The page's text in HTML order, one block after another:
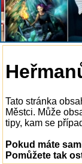
Tato stránka
Městci. Může
tipy, kam se
Pokud máte
Pomůžete tak